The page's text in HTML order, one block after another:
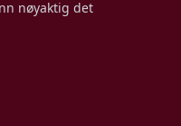
nøyaktig det